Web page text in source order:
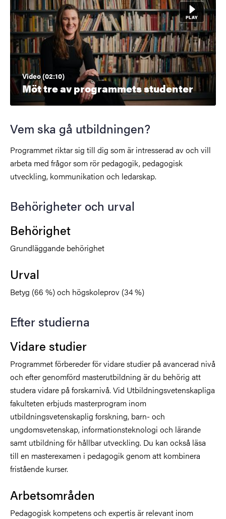
Video (02:10)
Möt tre av programmets studenter
Vem ska gå utbildningen?
Programmet riktar sig till dig som är intresserad av och vill
arbeta med frågor som rör pedagogik, pedagogisk
utveckling, kommunikation och ledarskap.
Behörigheter och urval
Behörighet
Grundläggande behörighet
Urval
Betyg (66 %) och högskoleprov (34 %)
Efter studierna
Vidare studier
Programmet förbereder för vidare studier på avancerad nivå
och efter genomförd masterutbildning är du behörig att
studera vidare på forskarnivå. Vid Utbildningsvetenskapliga
fakulteten erbjuds masterprogram inom
utbildningsvetenskaplig forskning, barn- och
ungdomsvetenskap, informationsteknologi och lärande
samt utbildning för hållbar utveckling. Du kan också läsa
till en masterexamen i pedagogik genom att kombinera
fristående kurser.
Arbetsområden
Pedagogisk kompetens och expertis är relevant inom